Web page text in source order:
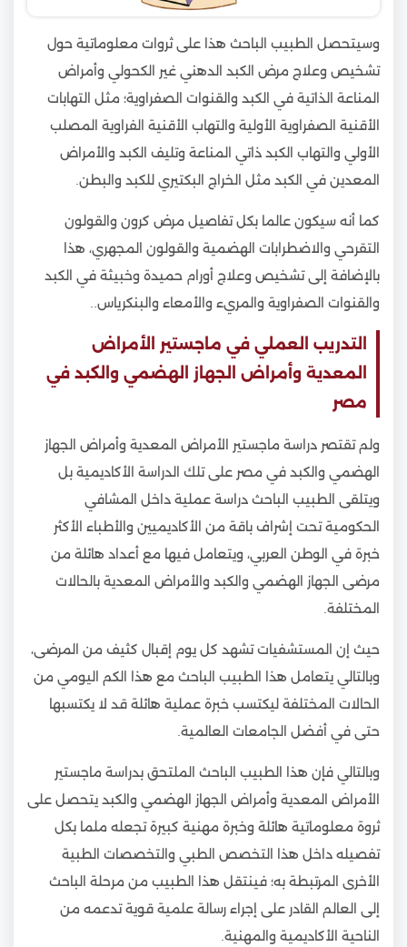
وسيتحصل الطبيب الباحث هذا على ثروات معلوماتية حول
تشخيص وعلاج مرض الكبد الدهني غير الكحولي وأمراض
المناعة الذاتية في الكبد والقنوات الصفراوية؛ مثل التهابات
الأقنية الصفراوية الأولية والتهاب الأقنية الفراوية المصلب
الأولي والتهاب الكبد ذاتي المناعة وتليف الكبد والأمراض
المعدين في الكبد مثل الخراج البكتيري للكبد والبطن.
كما أنه سيكون عالما بكل تفاصيل مرض كرون والقولون
التقرحي والاضطرابات الهضمية والقولون المجهري، هذا
بالإضافة إلى تشخيص وعلاج أورام حميدة وخبيثة في الكبد
والقنوات الصفراوية والمريء والأمعاء والبنكرياس..
التدريب العملي في ماجستير الأمراض
المعدية وأمراض الجهاز الهضمي والكبد في
مصر
ولم تقتصر دراسة ماجستير الأمراض المعدية وأمراض الجهاز
الهضمي والكبد في مصر على تلك الدراسة الأكاديمية بل
ويتلقى الطبيب الباحث دراسة عملية داخل المشافي
الحكومية تحت إشراف باقة من الأكاديميين والأطباء الأكثر
خبرة في الوطن العربي، ويتعامل فيها مع أعداد هائلة من
مرضى الجهاز الهضمي والكبد والأمراض المعدية بالحالات
المختلفة.
حيث إن المستشفيات تشهد كل يوم إقبال كثيف من المرضى،
وبالتالي يتعامل هذا الطبيب الباحث مع هذا الكم اليومي من
الحالات المختلفة ليكتسب خبرة عملية هائلة قد لا يكتسبها
حتى في أفضل الجامعات العالمية.
وبالتالي فإن هذا الطبيب الباحث الملتحق بدراسة ماجستير
الأمراض المعدية وأمراض الجهاز الهضمي والكبد يتحصل على
ثروة معلوماتية هائلة وخبرة مهنية كبيرة تجعله ملما بكل
تفصيله داخل هذا التخصص الطبي والتخصصات الطبية
الأخرى المرتبطة به؛ فينتقل هذا الطبيب من مرحلة الباحث
إلى العالم القادر على إجراء رسالة علمية قوية تدعمه من
الناحية الأكاديمية والمهنية.